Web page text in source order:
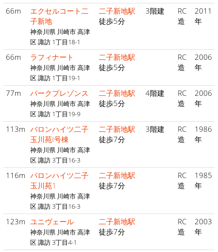
66m
エクセルコート二
子新地
神奈川県 川崎市 高津
区 諏訪 1丁目18-1
二子新地駅
徒歩5分
3階建
RC
造
2011
年
66m ラフィナート
神奈川県 川崎市 高津
区 諏訪 1丁目19-1
二子新地駅
徒歩5分
RC
造
2006
年
77m パークプレゾンス
神奈川県 川崎市 高津
区 諏訪 1丁目19-9
二子新地駅
徒歩5分
4階建
RC
造
2006
年
113m バロンハイツ二子
玉川苑I号棟
神奈川県 川崎市 高津
区 諏訪 3丁目16-3
二子新地駅
徒歩7分
3階建
RC
造
1986
年
116m バロンハイツ二子
玉川苑1
神奈川県 川崎市 高津
区 諏訪 3丁目16-3
二子新地駅
徒歩7分
RC
造
1985
年
123m ユニヴェール
神奈川県 川崎市 高津
区 諏訪 3丁目4-1
二子新地駅
徒歩7分
RC
造
2003
年